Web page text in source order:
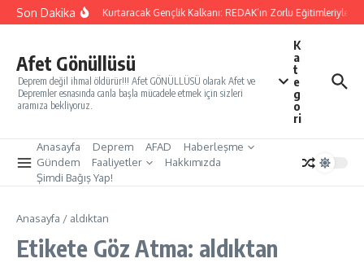
İçeriğe atla
Son DakikaYarınları Kurtaracak Gençlik Kalkanı: REDAK’ın Zorlu Eğitimleriyle
Afet Gönüllüsü
Deprem değil ihmal öldürür!!! Afet GÖNÜLLÜSÜ olarak Afet ve
Depremler esnasında canla başla mücadele etmek için sizleri
aramıza bekliyoruz.
K
a
t
e
g
o
ri
Anasayfa Deprem AFAD
Haberleşme
Gündem
Faaliyetler
Hakkımızda
Şimdi Bağış Yap!
Anasayfa / aldıktan
Etikete Göz Atma: aldıktan